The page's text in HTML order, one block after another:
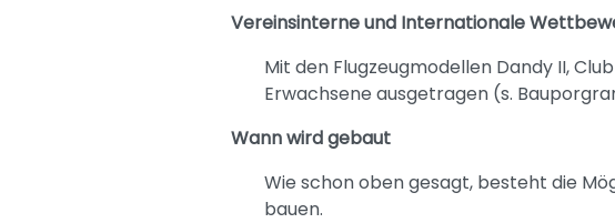
Vereinsinterne und Internationale
Mit den Flugzeugmodellen Dandy II,
Erwachsene ausgetragen (s.
Wann wird gebaut
Wie schon oben gesagt, besteht die
bauen.